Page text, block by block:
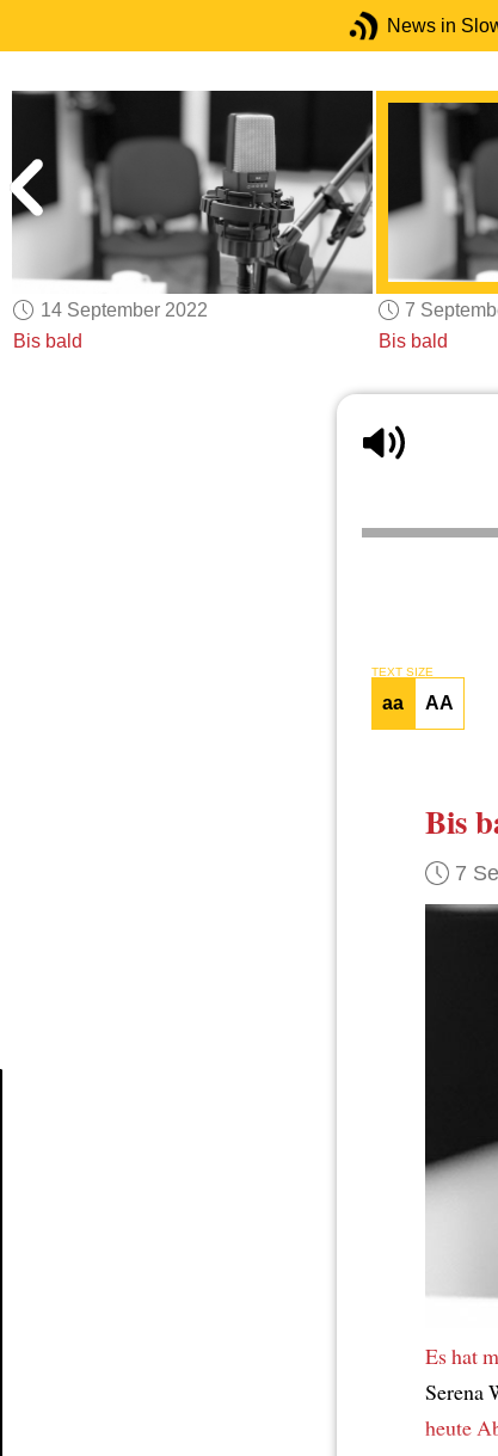
News in
14 September 2022
Bis bald
7
Bis bald
TEXT SIZE
aa AA
Bis
7
Es hat
Serena
heute